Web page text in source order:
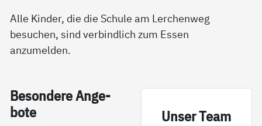
Alle Kinder, die die Schule am Lerchenweg
besuchen, sind verbindlich zum Essen
anzumelden.
Be­son­de­re An­ge­
bo­te
Un­­ser Team